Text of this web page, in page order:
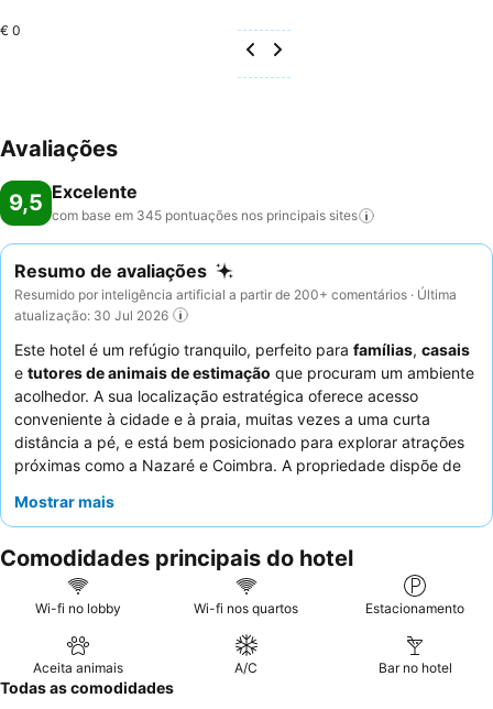
€ 0
Avaliações
9,5 Excelente
com base em 345 pontuações nos principais sites
Resumo de avaliações
Resumido por inteligência artificial a partir de 200+ comentários · Última
atualização: 30 Jul 2026
Este hotel é um refúgio tranquilo, perfeito para famílias, casais
e tutores de animais de estimação que procuram um ambiente
acolhedor. A sua localização estratégica oferece acesso
conveniente à cidade e à praia, muitas vezes a uma curta
distância a pé, e está bem posicionado para explorar atrações
próximas como a Nazaré e Coimbra. A propriedade dispõe de
com vista para a serra. Os hóspedes elogiam consistentemente
almoço, que apresenta ingredientes frescos, de alta qualidade
e, muitas vezes, de origem local. Para uma estadia
verdadeiramente relaxante, considere reservar um quarto com
Mostrar mais
Comodidades principais do hotel
Wi-fi no lobby Wi-fi nos quartos Estacionamento
Aceita animais A/C Bar no hotel
Todas as comodidades